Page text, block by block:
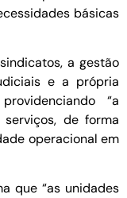
básicas
a gestão
e a própria
“a
de forma
operacional em
que “as unidades